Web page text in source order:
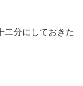
二分にしておきた